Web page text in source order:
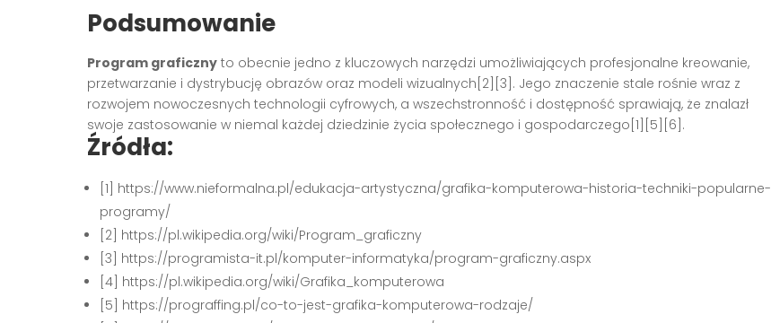
Podsumowanie
Program graficzny to obecnie jedno z kluczowych narzędzi umożliwiających profesjonalne kreowanie,
przetwarzanie i dystrybucję obrazów oraz modeli wizualnych[2][3]. Jego znaczenie stale rośnie wraz z
rozwojem nowoczesnych technologii cyfrowych, a wszechstronność i dostępność sprawiają, że znalazł
swoje zastosowanie w niemal każdej dziedzinie życia społecznego i gospodarczego[1][5][6].
Źródła:
[1] https://www.nieformalna.pl/edukacja-artystyczna/grafika-komputerowa-historia-techniki-popularne-
programy/
[2] https://pl.wikipedia.org/wiki/Program_graficzny
[3] https://programista-it.pl/komputer-informatyka/program-graficzny.aspx
[4] https://pl.wikipedia.org/wiki/Grafika_komputerowa
[5] https://prograffing.pl/co-to-jest-grafika-komputerowa-rodzaje/